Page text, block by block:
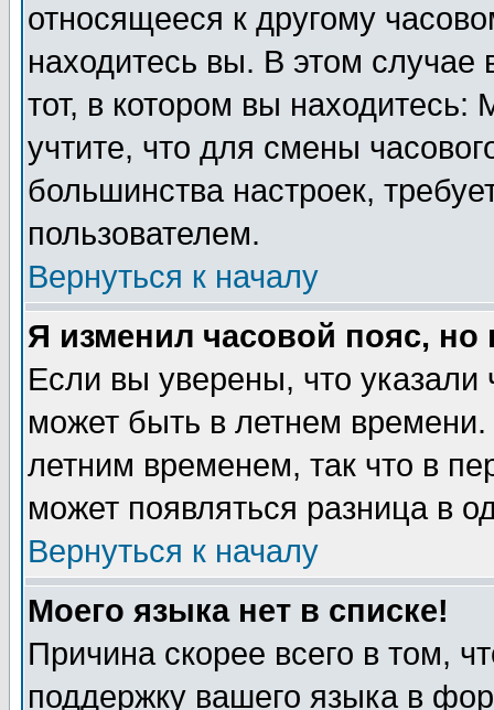
относящееся к другому
находитесь вы. В этом
тот, в котором вы
учтите, что для смены
большинства настроек,
пользователем.
Вернуться к началу
Я изменил часовой пояс,
Если вы уверены, что указали
может быть в летнем
летним временем, так что в
может появляться разница в
Вернуться к началу
Моего языка нет в списке!
Причина скорее всего в том,
поддержку вашего языка в